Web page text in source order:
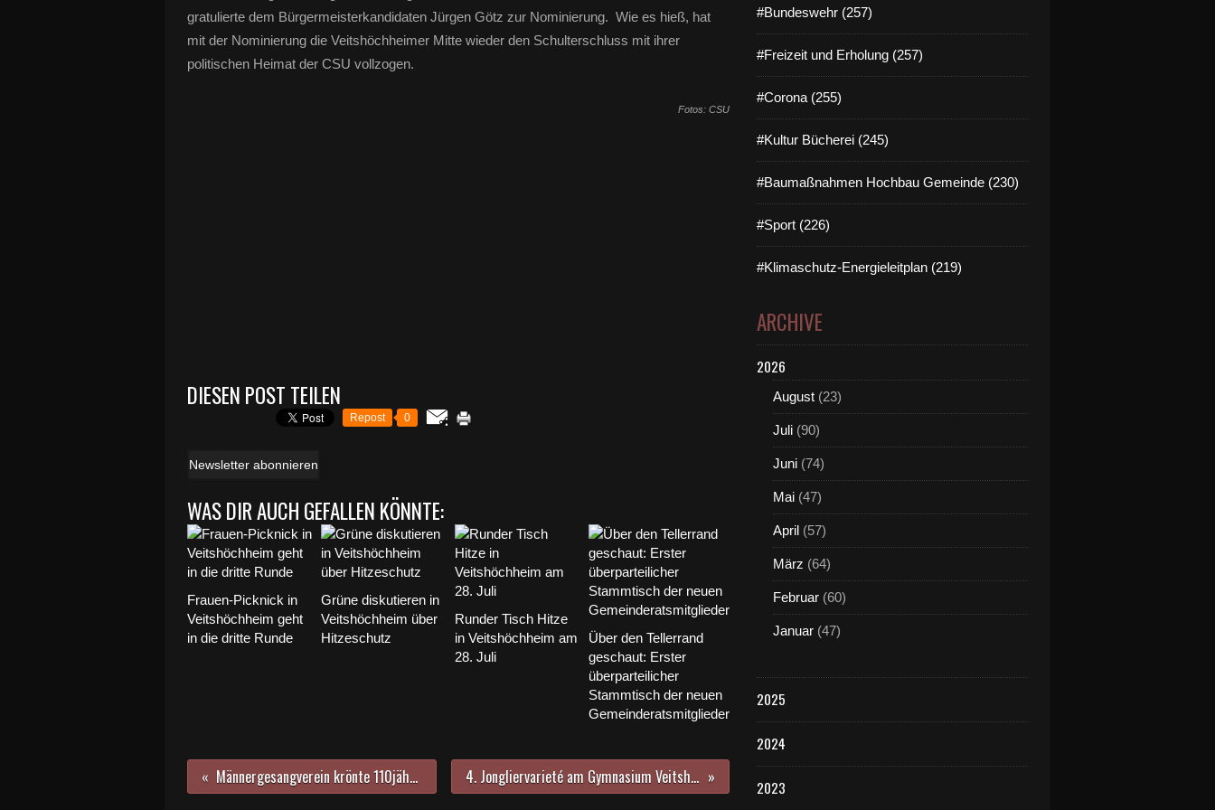
gratulierte dem Bürgermeisterkandidaten Jürgen Götz zur Nominierung. Wie es hieß, hat
mit der Nominierung die Veitshöchheimer Mitte wieder den Schulterschluss mit ihrer
politischen Heimat der CSU vollzogen.
Fotos: CSU
DIESEN POST TEILEN
Repost 0
Newsletter abonnieren
WAS DIR AUCH GEFALLEN KÖNNTE:
Frauen-Picknick in
Veitshöchheim geht
in die dritte Runde
Grüne diskutieren in
Veitshöchheim über
Hitzeschutz
Runder Tisch Hitze
in Veitshöchheim am
28. Juli
Über den Tellerrand
geschaut: Erster
überparteilicher
Stammtisch der neuen
Gemeinderatsmitglieder
Männergesangverein krönte 110jähriges Jubiläum mit Serenaden-Konzert im idyllischen Rathaushof 4. Jongliervarieté am Gymnasium Veitshöchheim - eine spektakuläre Show mit Millionen Lichtern und tollem Flair
#Bundeswehr (257)
#Freizeit und Erholung (257)
#Corona (255)
#Kultur Bücherei (245)
#Baumaßnahmen Hochbau Gemeinde (230)
#Sport (226)
#Klimaschutz-Energieleitplan (219)
ARCHIVE
2026
August (23)
Juli (90)
Juni (74)
Mai (47)
April (57)
März (64)
Februar (60)
Januar (47)
2025
2024
2023